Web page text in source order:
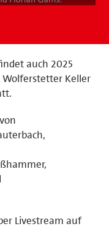
auch 2025
Keller
Livestream auf